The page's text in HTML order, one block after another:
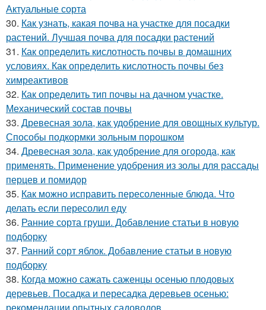
Актуальные сорта
30. Как узнать, какая почва на участке для посадки
растений. Лучшая почва для посадки растений
31. Как определить кислотность почвы в домашних
условиях. Как определить кислотность почвы без
химреактивов
32. Как определить тип почвы на дачном участке.
Механический состав почвы
33. Древесная зола, как удобрение для овощных культур.
Способы подкормки зольным порошком
34. Древесная зола, как удобрение для огорода, как
применять. Применение удобрения из золы для рассады
перцев и помидор
35. Как можно исправить пересоленные блюда. Что
делать если пересолил еду
36. Ранние сорта груши. Добавление статьи в новую
подборку
37. Ранний сорт яблок. Добавление статьи в новую
подборку
38. Когда можно сажать саженцы осенью плодовых
деревьев. Посадка и пересадка деревьев осенью: